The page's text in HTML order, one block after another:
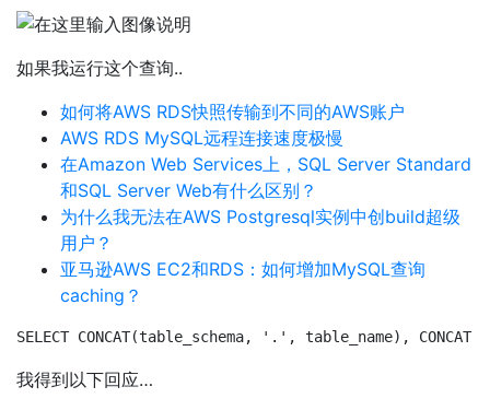
如果我运行这个查询..
如何将AWS RDS快照传输到不同的AWS账户
AWS RDS MySQL远程连接速度极慢
在Amazon Web Services上，SQL Server Standard
和SQL Server Web有什么区别？
为什么我无法在AWS Postgresql实例中创build超级
用户？
亚马逊AWS EC2和RDS：如何增加MySQL查询
caching？
SELECT CONCAT(table_schema, '.', table_name),
我得到以下回应…